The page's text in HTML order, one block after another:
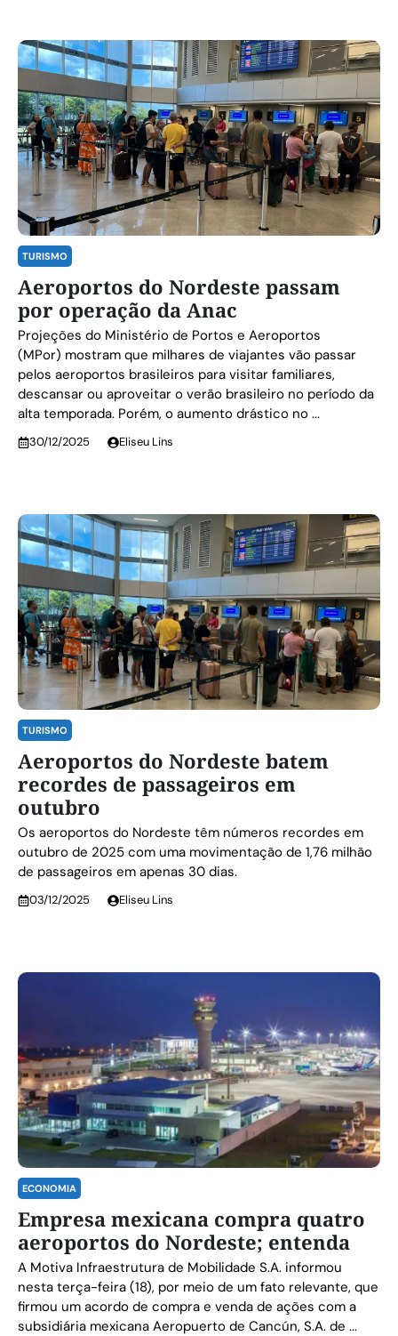
TURISMO
Aeroportos do Nordeste passam
por operação da Anac
Projeções do Ministério de Portos e Aeroportos
(MPor) mostram que milhares de viajantes vão passar
pelos aeroportos brasileiros para visitar familiares,
descansar ou aproveitar o verão brasileiro no período da
alta temporada. Porém, o aumento drástico no ...
30/12/2025 Eliseu Lins
TURISMO
Aeroportos do Nordeste batem
recordes de passageiros em
outubro
Os aeroportos do Nordeste têm números recordes em
outubro de 2025 com uma movimentação de 1,76 milhão
de passageiros em apenas 30 dias.
03/12/2025 Eliseu Lins
ECONOMIA
Empresa mexicana compra quatro
aeroportos do Nordeste; entenda
A Motiva Infraestrutura de Mobilidade S.A. informou
nesta terça-feira (18), por meio de um fato relevante, que
firmou um acordo de compra e venda de ações com a
subsidiária mexicana Aeropuerto de Cancún, S.A. de ...